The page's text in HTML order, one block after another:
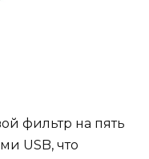
фильтр на пять
USB, что